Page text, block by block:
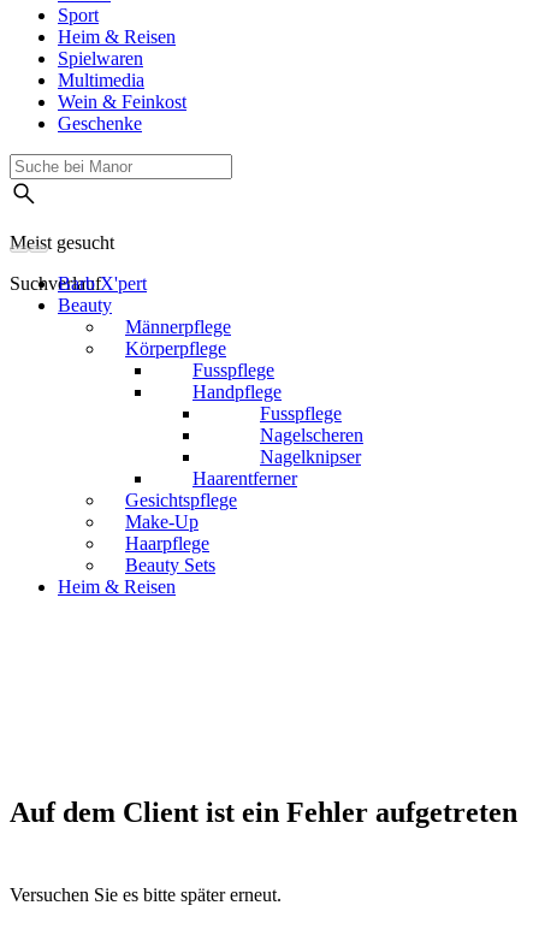
Sport
Heim & Reisen
Spielwaren
Multimedia
Wein & Feinkost
Geschenke
Meist gesucht
SuchverlaufBarb X'pert
Beauty
Männerpflege
Körperpflege
Fusspflege
Handpflege
Fusspflege
Nagelscheren
Nagelknipser
Haarentferner
Gesichtspflege
Make-Up
Haarpflege
Beauty Sets
Heim & Reisen
Auf dem Client ist ein Fehler aufgetreten
Versuchen Sie es bitte später erneut.